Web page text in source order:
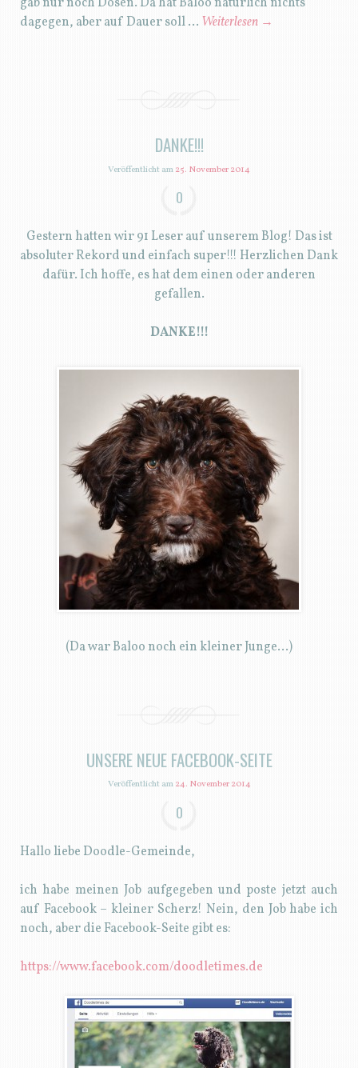
dagegen, aber auf Dauer soll … Weiterlesen →
DANKE!!!
Veröffentlicht am25. November 2014
0
Gestern hatten wir 91 Leser auf unserem Blog! Das ist
absoluter Rekord und einfach super!!! Herzlichen Dank
dafür. Ich hoffe, es hat dem einen oder anderen
gefallen.
DANKE!!!
(Da war Baloo noch ein kleiner Junge…)
UNSERE NEUE FACEBOOK-SEITE
Veröffentlicht am24. November 2014
0
Hallo liebe Doodle-Gemeinde,
ich habe meinen Job aufgegeben und poste jetzt auch
auf Facebook – kleiner Scherz! Nein, den Job habe ich
noch, aber die Facebook-Seite gibt es:
https://www.facebook.com/doodletimes.de